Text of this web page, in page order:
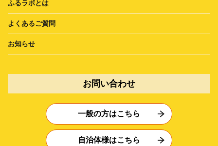
ふるラボとは
よくあるご質問
お知らせ
お問い合わせ
一般の方はこちら
自治体様はこちら